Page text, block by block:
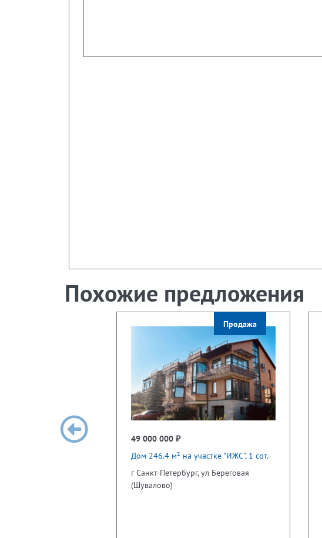
Похожие предложения
Продажа
49 000 000 ₽
Дом 246.4 м² на участке "ИЖС", 1 сот.
г Санкт-Петербург, ул Береговая
(Шувалово)